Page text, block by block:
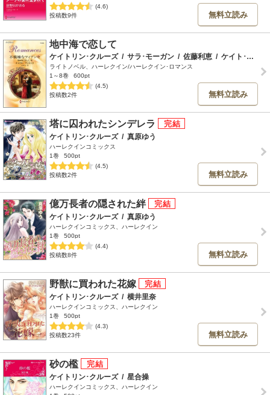
(4.6)
投稿数9件
無料立読み
地中海で恋して
ケイトリン･クルーズ / サラ･モーガン / 佐藤利恵 / ケイト･ヒューイット
ライトノベル、ハーレクイン/ハーレクイン･ロマンス
1～8巻
600pt
(4.5)
投稿数2件
無料立読み
塔に囚われたシンデレラ
ケイトリン･クルーズ / 真原ゆう
ハーレクインコミックス
1巻
500pt
(4.5)
投稿数2件
無料立読み
億万長者の隠された絆
ケイトリン･クルーズ / 真原ゆう
ハーレクインコミックス、ハーレクイン
1巻
500pt
(4.4)
投稿数8件
無料立読み
野獣に買われた花嫁
ケイトリン･クルーズ / 横井里奈
ハーレクインコミックス、ハーレクイン
1巻
500pt
(4.3)
投稿数23件
無料立読み
砂の檻
ケイトリン･クルーズ / 星合操
ハーレクインコミックス、ハーレクイン